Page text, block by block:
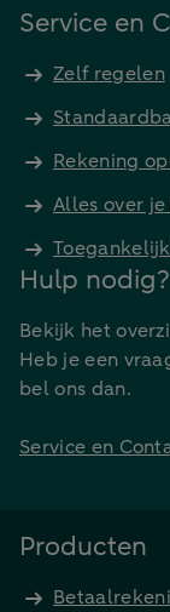
Service en
Zelf regelen
Rekening
Alles over
Hulp nodig?
Bekijk het
Heb je een
bel ons dan.
Service en
Producten